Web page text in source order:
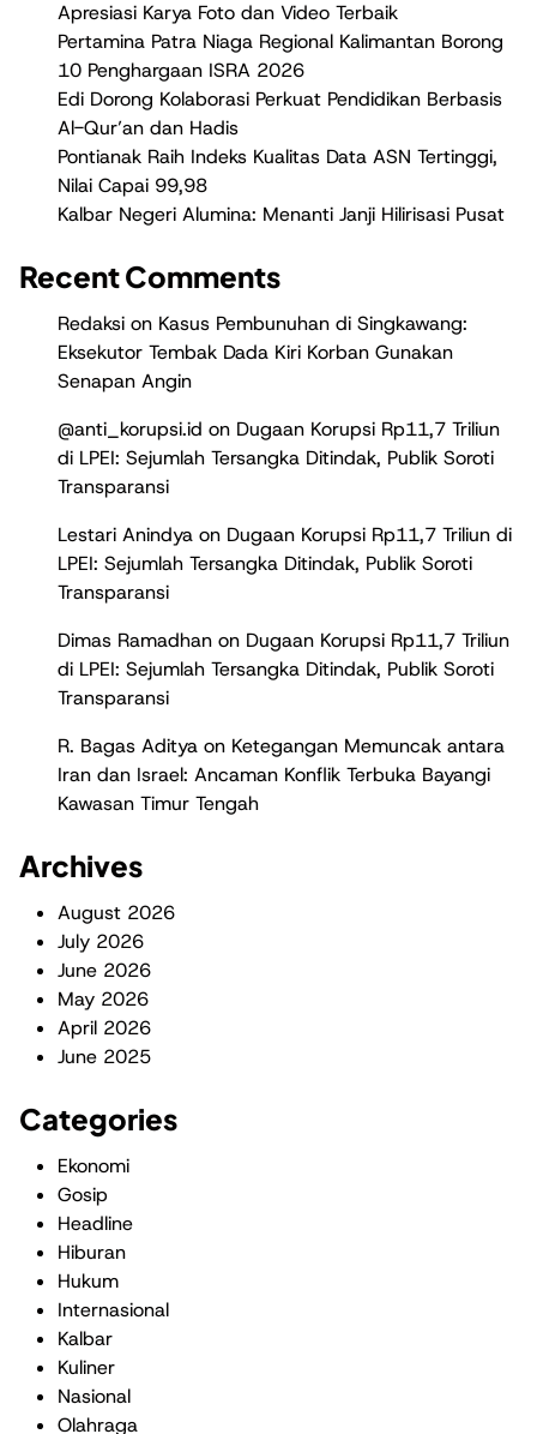
Apresiasi Karya Foto dan Video Terbaik
Pertamina Patra Niaga Regional Kalimantan Borong
10 Penghargaan ISRA 2026
Edi Dorong Kolaborasi Perkuat Pendidikan Berbasis
Al-Qur’an dan Hadis
Pontianak Raih Indeks Kualitas Data ASN Tertinggi,
Nilai Capai 99,98
Kalbar Negeri Alumina: Menanti Janji Hilirisasi Pusat
Recent Comments
Redaksi on Kasus Pembunuhan di Singkawang:
Eksekutor Tembak Dada Kiri Korban Gunakan
Senapan Angin
@anti_korupsi.id on Dugaan Korupsi Rp11,7 Triliun
di LPEI: Sejumlah Tersangka Ditindak, Publik Soroti
Transparansi
Lestari Anindya on Dugaan Korupsi Rp11,7 Triliun di
LPEI: Sejumlah Tersangka Ditindak, Publik Soroti
Transparansi
Dimas Ramadhan on Dugaan Korupsi Rp11,7 Triliun
di LPEI: Sejumlah Tersangka Ditindak, Publik Soroti
Transparansi
R. Bagas Aditya on Ketegangan Memuncak antara
Iran dan Israel: Ancaman Konflik Terbuka Bayangi
Kawasan Timur Tengah
Archives
August 2026
July 2026
June 2026
May 2026
April 2026
June 2025
Categories
Ekonomi
Gosip
Headline
Hiburan
Hukum
Internasional
Kalbar
Kuliner
Nasional
Olahraga